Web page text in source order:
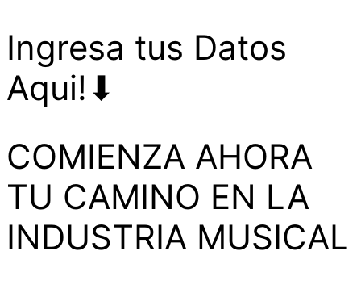
Ingresa tus Datos
Aqui!⬇
COMIENZA AHORA
TU CAMINO EN LA
INDUSTRIA MUSICAL